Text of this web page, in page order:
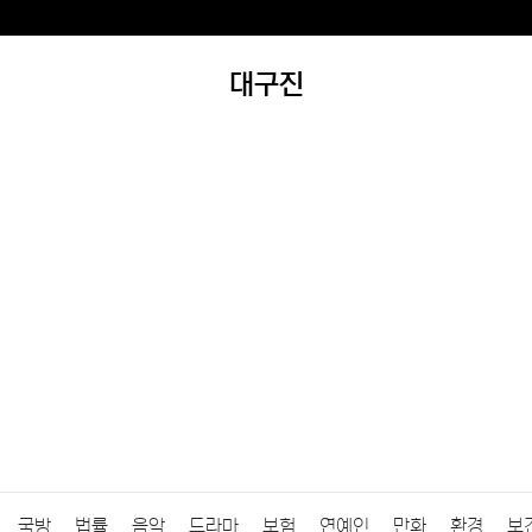
대구진
국방 법률 음악 드라마 보험 연예인 만화 환경 보